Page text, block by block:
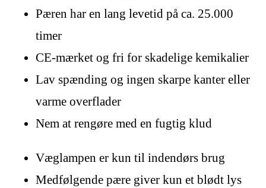
Pæren har en lang levetid på ca. 25.000
timer
CE-mærket og fri for skadelige kemikalier
Lav spænding og ingen skarpe kanter eller
varme overflader
Nem at rengøre med en fugtig klud
Væglampen er kun til indendørs brug
Medfølgende pære giver kun et blødt lys